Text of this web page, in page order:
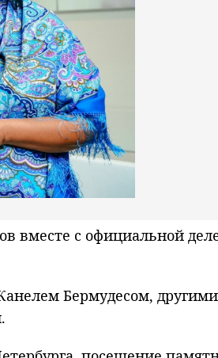
вместе с официальной
Бермудесом,